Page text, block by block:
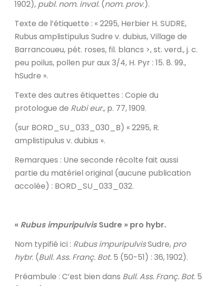
1902), publ. nom. inval. (nom. prov.).
Texte de l’étiquette : « 2295, Herbier H. SUDRE,
Rubus amplistipulus Sudre v. dubius, Village de
Barrancoueu, pét. roses, fil. blancs >, st. verd., j. c.
peu poilus, pollen pur aux 3/4, H. Pyr : 15. 8. 99.,
hSudre ».
Texte des autres étiquettes : Copie du
protologue de Rubi eur., p. 77, 1909.
(sur BORD_SU_033_030_B) « 2295, R.
amplistipulus v. dubius ».
Remarques : Une seconde récolte fait aussi
partie du matériel original (aucune publication
accolée) : BORD_SU_033_032.
« Rubus impuripulvisSudre » pro hybr.
Nom typifié ici : Rubus impuripulvisSudre, pro
hybr. (Bull. Ass. Franç. Bot. 5 (50-51) : 36, 1902).
Préambule : C’est bien dans Bull. Ass. Franç. Bot. 5